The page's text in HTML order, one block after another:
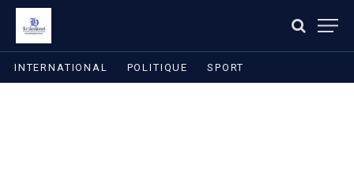
INTERNATIONAL POLITIQUE SPORT